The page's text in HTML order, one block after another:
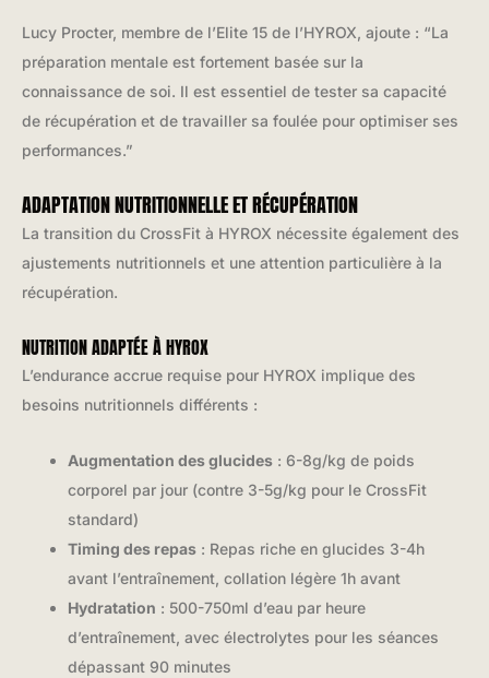
Lucy Procter, membre de l’Elite 15 de l’HYROX, ajoute : “La
préparation mentale est fortement basée sur la
connaissance de soi. Il est essentiel de tester sa capacité
de récupération et de travailler sa foulée pour optimiser ses
performances.”
ADAPTATION NUTRITIONNELLE ET RÉCUPÉRATION
La transition du CrossFit à HYROX nécessite également des
ajustements nutritionnels et une attention particulière à la
récupération.
NUTRITION ADAPTÉE À HYROX
L’endurance accrue requise pour HYROX implique des
besoins nutritionnels différents :
Augmentation des glucides : 6-8g/kg de poids
corporel par jour (contre 3-5g/kg pour le CrossFit
standard)
Timing des repas : Repas riche en glucides 3-4h
avant l’entraînement, collation légère 1h avant
Hydratation : 500-750ml d’eau par heure
d’entraînement, avec électrolytes pour les séances
dépassant 90 minutes